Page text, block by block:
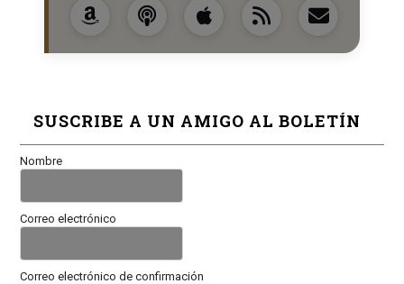
SUSCRIBE A UN AMIGO AL BOLETÍN
Nombre
Correo electrónico
Correo electrónico de confirmación